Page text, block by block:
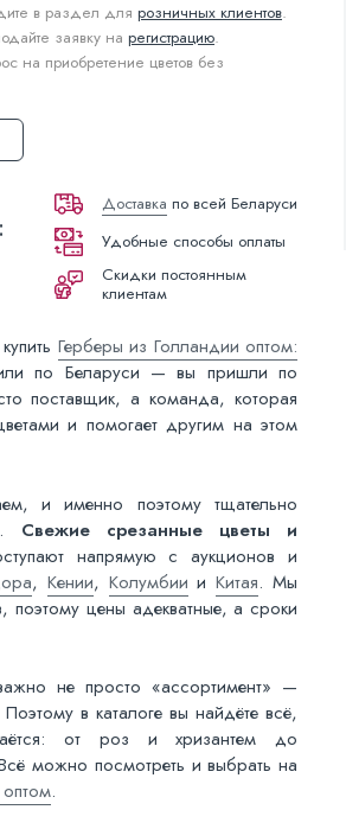
в раздел для розничных клиентов.
заявку на регистрацию.
на приобретение цветов без
Доставка по всей Беларуси
Удобные способы оплаты
Скидки постоянным
клиентам
Герберы из Голландии оптом:
по Беларуси — вы пришли по
поставщик, а команда, которая
и помогает другим на этом
и именно поэтому тщательно
Свежие срезанные цветы и
напрямую с аукционов и
, Кении, Колумбии иКитая. Мы
поэтому цены адекватные, а сроки
не просто «ассортимент» —
в каталоге вы найдёте всё,
от роз и хризантем до
можно посмотреть и выбрать на
.